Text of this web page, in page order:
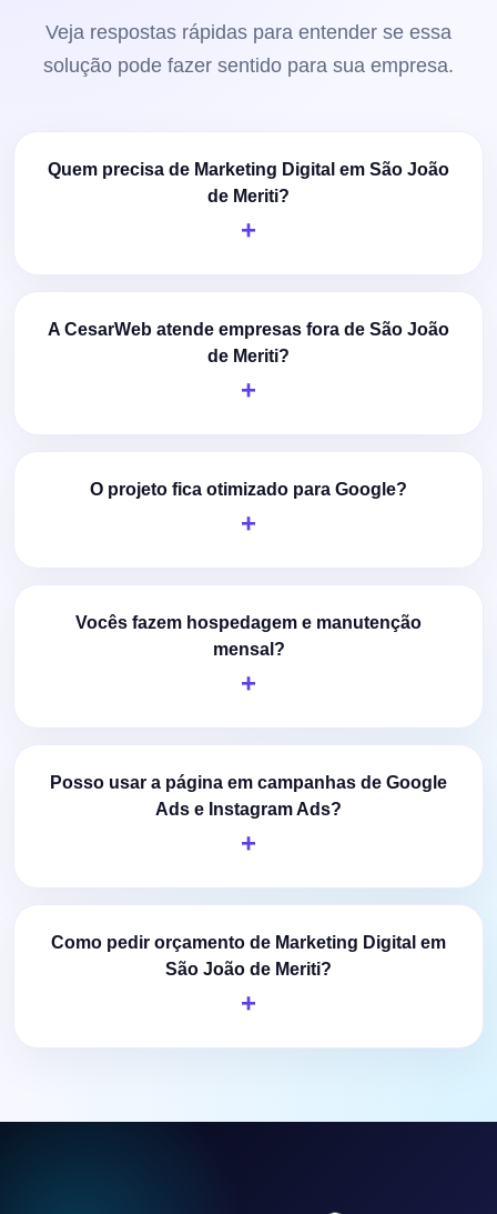
Veja respostas rápidas para entender se essa
solução pode fazer sentido para sua empresa.
Quem precisa de Marketing Digital em São João
de Meriti?
A CesarWeb atende empresas fora de São João
de Meriti?
O projeto fica otimizado para Google?
Vocês fazem hospedagem e manutenção
mensal?
Posso usar a página em campanhas de Google
Ads e Instagram Ads?
Como pedir orçamento de Marketing Digital em
São João de Meriti?